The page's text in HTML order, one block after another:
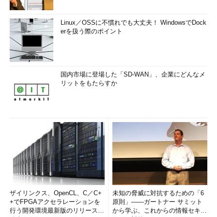
Linux／OSSに不慣れでも大丈夫！ WindowsでDock
erを扱う際のポイント
国内市場に登場した「SD-WAN」、企業にどんなメ
リットをもたらすか
ザイリンクス、OpenCL、C／C+
+でFPGAアクセラレーションを
行う開発環境最新版のリリースを
未知の脅威に対抗するための「6
原則」――ガートナー サミット
から学ぶ、これからの情報セキュ